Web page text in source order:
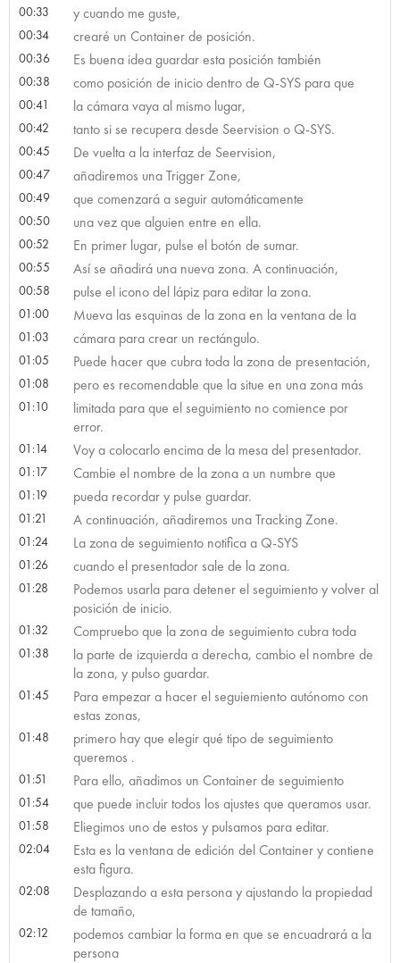
00:33 y cuando me guste,
00:34 crearé un Container de posición.
00:36 Es buena idea guardar esta posición también
00:38 como posición de inicio dentro de Q-SYS para que
00:41 la cámara vaya al mismo lugar,
00:42 tanto si se recupera desde Seervision o Q-SYS.
00:45 De vuelta a la interfaz de Seervision,
00:47 añadiremos una Trigger Zone,
00:49 que comenzará a seguir automáticamente
00:50 una vez que alguien entre en ella.
00:52 En primer lugar, pulse el botón de sumar.
00:55 Así se añadirá una nueva zona. A continuación,
00:58 pulse el icono del lápiz para editar la zona.
01:00 Mueva las esquinas de la zona en la ventana de la
01:03 cámara para crear un rectángulo.
01:05 Puede hacer que cubra toda la zona de presentación,
01:08 pero es recomendable que la situe en una zona más
01:10
limitada para que el seguimiento no comience por
error.
01:14 Voy a colocarlo encima de la mesa del presentador.
01:17 Cambie el nombre de la zona a un numbre que
01:19 pueda recordar y pulse guardar.
01:21 A continuación, añadiremos una Tracking Zone.
01:24 La zona de seguimiento notifica a Q-SYS
01:26 cuando el presentador sale de la zona.
01:28
Podemos usarla para detener el seguimiento y volver al
posición de inicio.
01:32 Compruebo que la zona de seguimiento cubra toda
01:38
la parte de izquierda a derecha, cambio el nombre de
la zona, y pulso guardar.
01:45
Para empezar a hacer el seguiemiento autónomo con
estas zonas,
01:48
primero hay que elegir qué tipo de seguimiento
queremos .
01:51 Para ello, añadimos un Container de seguimiento
01:54 que puede incluir todos los ajustes que queramos usar.
01:58 Eliegimos uno de estos y pulsamos para editar.
02:04
Esta es la ventana de edición del Container y contiene
esta figura.
02:08
Desplazando a esta persona y ajustando la propiedad
de tamaño,
02:12
podemos cambiar la forma en que se encuadrará a la
persona